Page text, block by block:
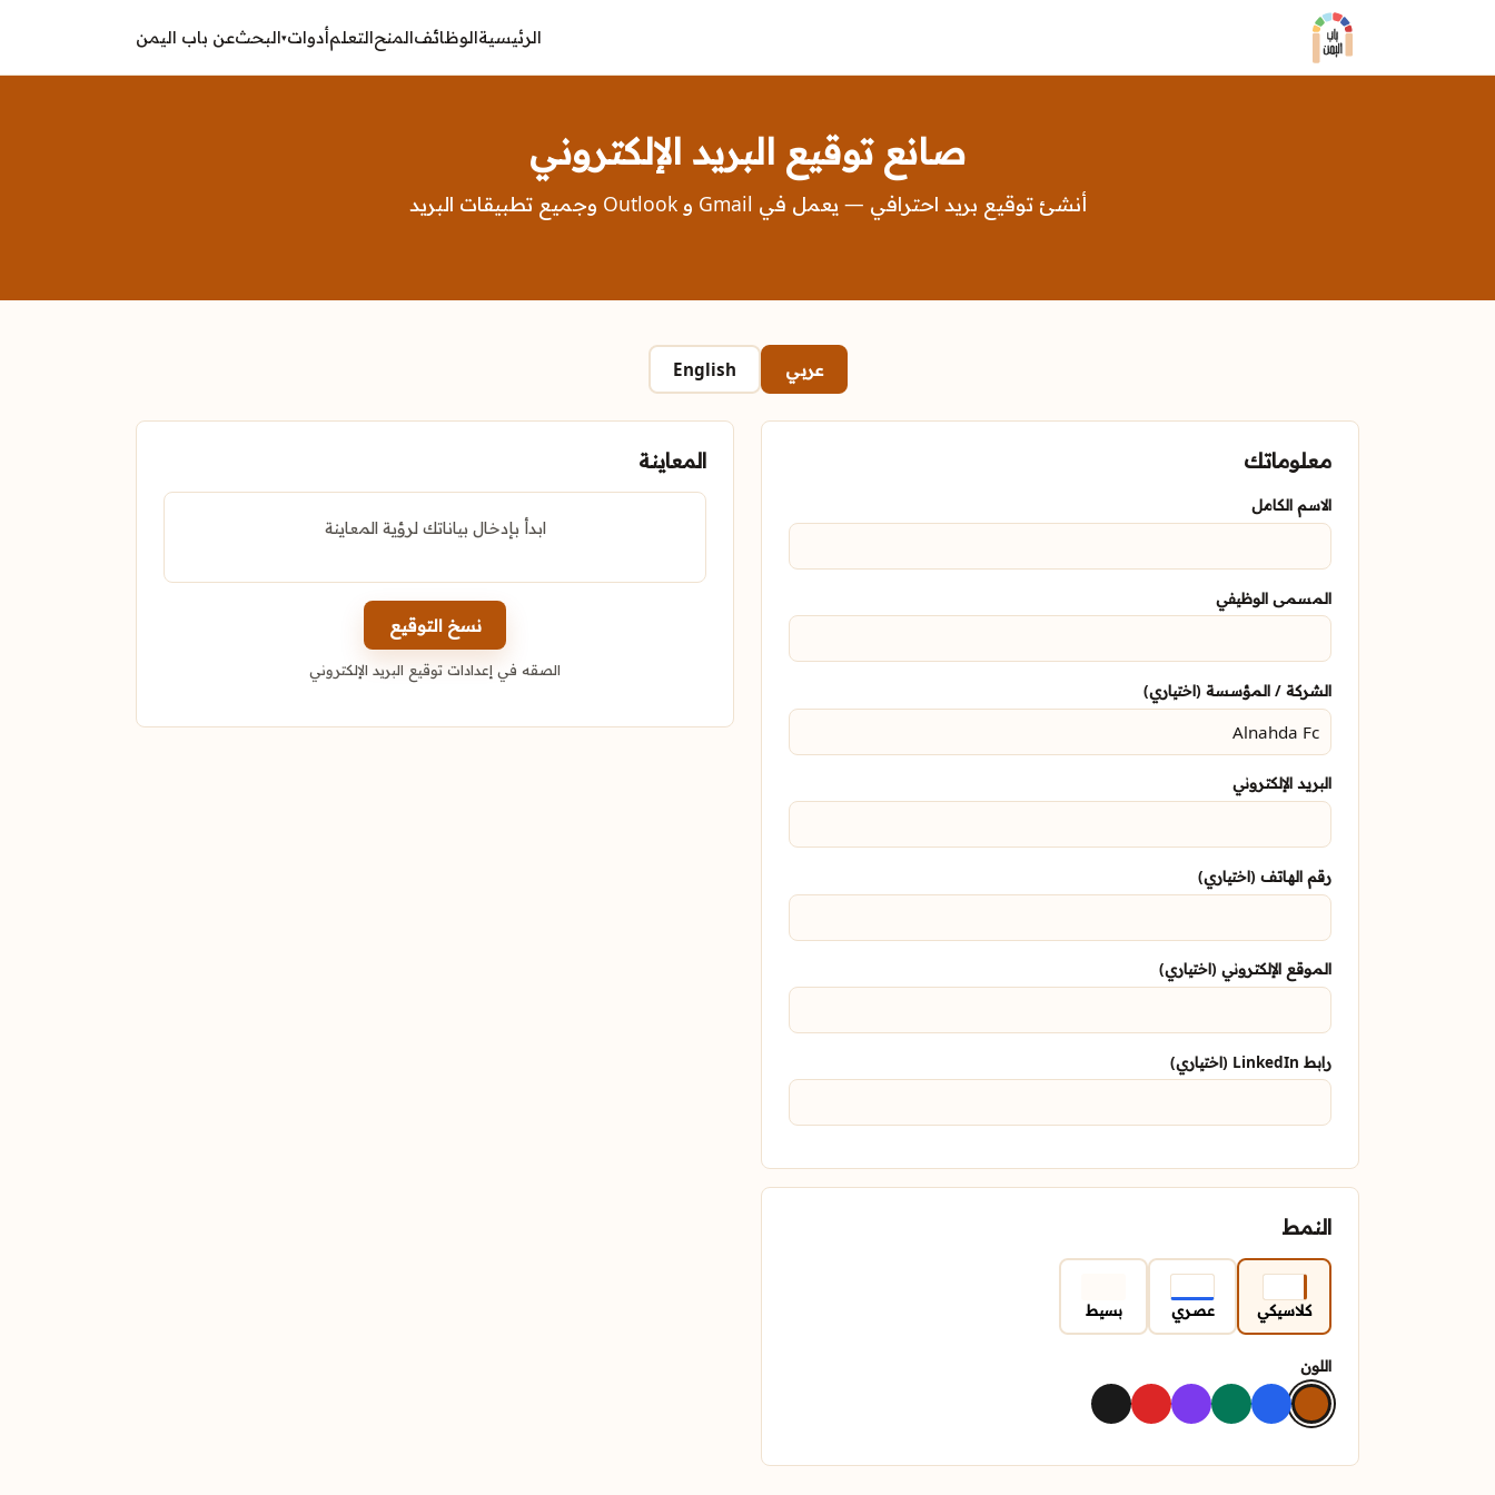
الرئيسيةالوظائفالمنحالتعلمأدوات▾البحثعن باب اليمن
صانع توقيع البريد الإلكتروني
أنشئ توقيع بريد احترافي — يعمل في Gmail و Outlook وجميع تطبيقات البريد
عربي English
معلوماتك
الاسم الكامل
المسمى الوظيفي
الشركة / المؤسسة (اختياري)
البريد الإلكتروني
رقم الهاتف (اختياري)
الموقع الإلكتروني (اختياري)
رابط LinkedIn (اختياري)
النمط
كلاسيكي عصري بسيط
اللون
المعاينة
ابدأ بإدخال بياناتك لرؤية المعاينة
نسخ التوقيع
الصقه في إعدادات توقيع البريد الإلكتروني